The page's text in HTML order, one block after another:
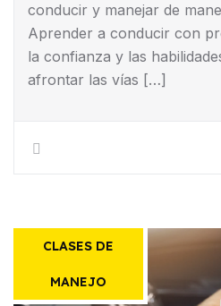
conducir y manejar de
Aprender a conducir con
la confianza y las
afrontar las vías […]
CLASES DE
MANEJO